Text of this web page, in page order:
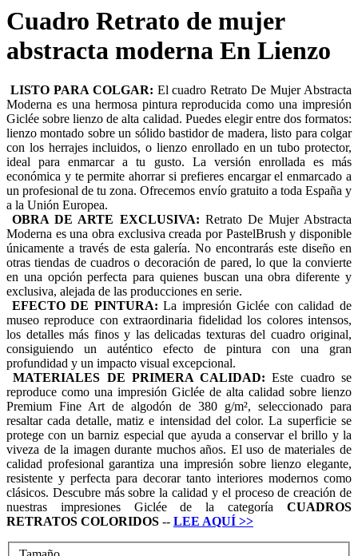
Cuadro Retrato de mujer
abstracta moderna En Lienzo
LISTO PARA COLGAR: El cuadro Retrato De Mujer Abstracta
Moderna es una hermosa pintura reproducida como una impresión
Giclée sobre lienzo de alta calidad. Puedes elegir entre dos formatos:
lienzo montado sobre un sólido bastidor de madera, listo para colgar
con los herrajes incluidos, o lienzo enrollado en un tubo protector,
ideal para enmarcar a tu gusto. La versión enrollada es más
económica y te permite ahorrar si prefieres encargar el enmarcado a
un profesional de tu zona. Ofrecemos envío gratuito a toda España y
a la Unión Europea.
OBRA DE ARTE EXCLUSIVA: Retrato De Mujer Abstracta
Moderna es una obra exclusiva creada por PastelBrush y disponible
únicamente a través de esta galería. No encontrarás este diseño en
otras tiendas de cuadros o decoración de pared, lo que la convierte
en una opción perfecta para quienes buscan una obra diferente y
exclusiva, alejada de las producciones en serie.
EFECTO DE PINTURA: La impresión Giclée con calidad de
museo reproduce con extraordinaria fidelidad los colores intensos,
los detalles más finos y las delicadas texturas del cuadro original,
consiguiendo un auténtico efecto de pintura con una gran
profundidad y un impacto visual excepcional.
MATERIALES DE PRIMERA CALIDAD: Este cuadro se
reproduce como una impresión Giclée de alta calidad sobre lienzo
Premium Fine Art de algodón de 380 g/m², seleccionado para
resaltar cada detalle, matiz e intensidad del color. La superficie se
protege con un barniz especial que ayuda a conservar el brillo y la
viveza de la imagen durante muchos años. El uso de materiales de
calidad profesional garantiza una impresión sobre lienzo elegante,
resistente y perfecta para decorar tanto interiores modernos como
clásicos. Descubre más sobre la calidad y el proceso de creación de
nuestras impresiones Giclée de la categoría CUADROS
RETRATOS COLORIDOS -- LEE AQUÍ >>